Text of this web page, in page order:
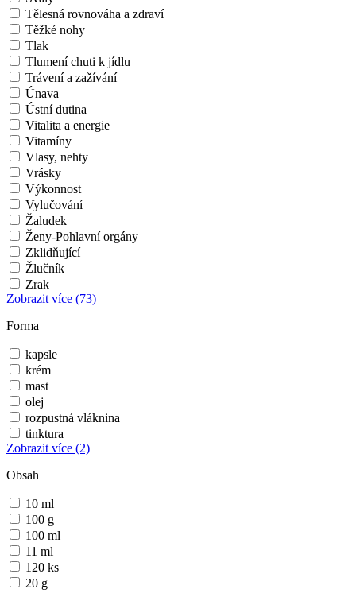
Tělesná rovnováha a zdraví
Těžké nohy
Tlak
Tlumení chuti k jídlu
Trávení a zažívání
Únava
Ústní dutina
Vitalita a energie
Vitamíny
Vlasy, nehty
Vrásky
Výkonnost
Vylučování
Žaludek
Ženy-Pohlavní orgány
Zklidňující
Žlučník
Zrak
Zobrazit více (73)
Forma
kapsle
krém
mast
olej
rozpustná vláknina
tinktura
Zobrazit více (2)
Obsah
10 ml
100 g
100 ml
11 ml
120 ks
20 g